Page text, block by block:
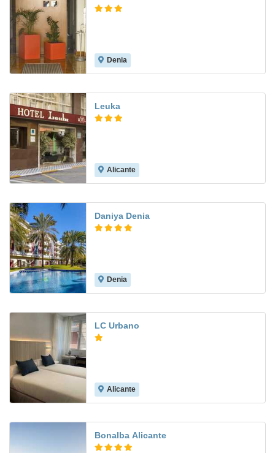
Denia
Leuka
Alicante
Daniya Denia
Denia
LC Urbano
Alicante
Bonalba Alicante